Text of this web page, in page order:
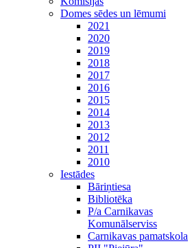
Domes sēdes un lēmumi
2021
2020
2019
2018
2017
2016
2015
2014
2013
2012
2011
2010
Iestādes
Bāriņtiesa
Bibliotēka
P/a Carnikavas
Komunālserviss
Carnikavas pamatskola